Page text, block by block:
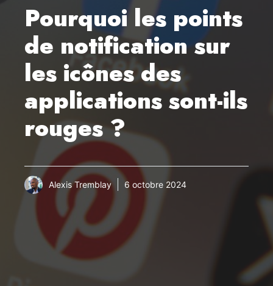
Pourquoi les points
de notification sur
les icônes des
applications sont-ils
rouges ?
Alexis Tremblay 6 octobre 2024